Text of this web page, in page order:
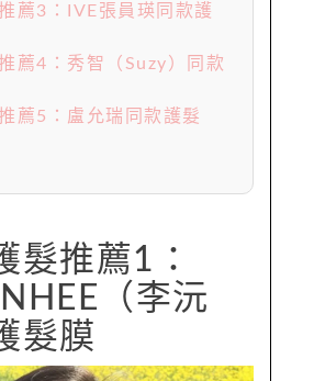
薦3：IVE張員瑛同款護
薦4：秀智（Suzy）同款
薦5：盧允瑞同款護髮
髮推薦1：
（李沅
髮膜